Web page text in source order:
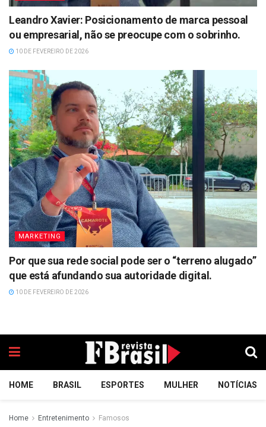
Leandro Xavier: Posicionamento de marca pessoal
ou empresarial, não se preocupe com o sobrinho.
10 DE FEVEREIRO DE 2026
MARKETING
Por que sua rede social pode ser o “terreno alugado”
que está afundando sua autoridade digital.
10 DE FEVEREIRO DE 2026
HOME BRASIL ESPORTES MULHER NOTÍCIAS
Home Entretenimento Famosos